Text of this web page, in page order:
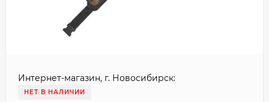
Интернет-магазин, г. Новосибирск:
НЕТ В НАЛИЧИИ